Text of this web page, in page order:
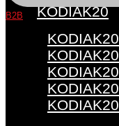
B2B
KODIAK20